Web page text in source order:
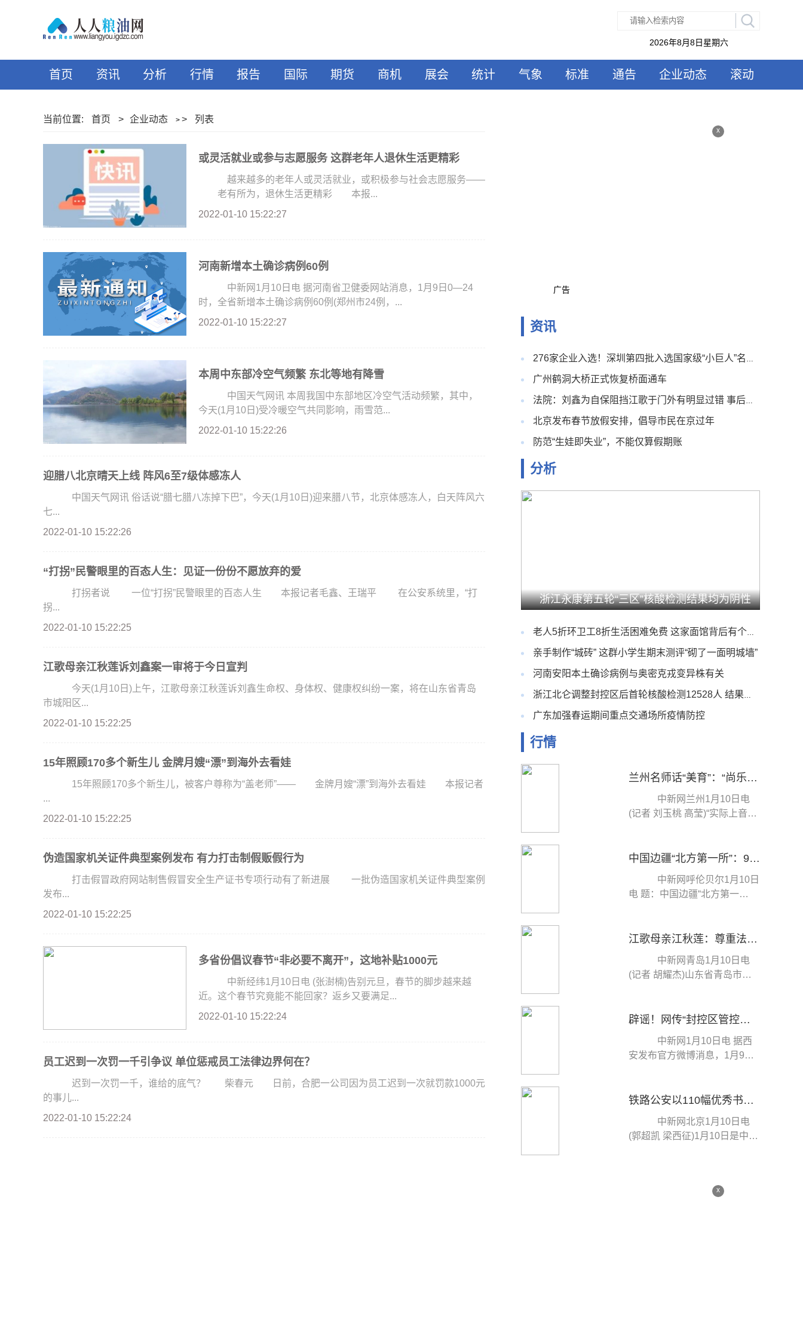
2026年8月8日星期六
首页 资讯 分析 行情 报告 国际 期货 商机 展会 统计 气象 标准 通告 企业动态 滚动
当前位置: 首页 > 企业动态 > > 列表
或灵活就业或参与志愿服务 这群老年人退休生活更精彩
越来越多的老年人或灵活就业，或积极参与社会志愿服务——
老有所为，退休生活更精彩 本报...
2022-01-10 15:22:27
河南新增本土确诊病例60例
中新网1月10日电 据河南省卫健委网站消息，1月9日0—24
时，全省新增本土确诊病例60例(郑州市24例，...
2022-01-10 15:22:27
本周中东部冷空气频繁 东北等地有降雪
中国天气网讯 本周我国中东部地区冷空气活动频繁，其中，
今天(1月10日)受冷暖空气共同影响，雨雪范...
2022-01-10 15:22:26
迎腊八北京晴天上线 阵风6至7级体感冻人
中国天气网讯 俗话说“腊七腊八冻掉下巴”，今天(1月10日)迎来腊八节，北京体感冻人，白天阵风六
七...
2022-01-10 15:22:26
“打拐”民警眼里的百态人生：见证一份份不愿放弃的爱
打拐者说 一位“打拐”民警眼里的百态人生 本报记者毛鑫、王瑞平 在公安系统里，“打
拐...
2022-01-10 15:22:25
江歌母亲江秋莲诉刘鑫案一审将于今日宣判
今天(1月10日)上午，江歌母亲江秋莲诉刘鑫生命权、身体权、健康权纠纷一案，将在山东省青岛
市城阳区...
2022-01-10 15:22:25
15年照顾170多个新生儿 金牌月嫂“漂”到海外去看娃
15年照顾170多个新生儿，被客户尊称为“盖老师”—— 金牌月嫂“漂”到海外去看娃 本报记者
...
2022-01-10 15:22:25
伪造国家机关证件典型案例发布 有力打击制假贩假行为
打击假冒政府网站制售假冒安全生产证书专项行动有了新进展 一批伪造国家机关证件典型案例
发布...
2022-01-10 15:22:25
多省份倡议春节“非必要不离开”，这地补贴1000元
中新经纬1月10日电 (张澍楠)告别元旦，春节的脚步越来越
近。这个春节究竟能不能回家？返乡又要满足...
2022-01-10 15:22:24
员工迟到一次罚一千引争议 单位惩戒员工法律边界何在？
迟到一次罚一千，谁给的底气？ 柴春元 日前，合肥一公司因为员工迟到一次就罚款1000元
的事儿...
2022-01-10 15:22:24
x
广告
资讯
276家企业入选！深圳第四批入选国家级“小巨人”名单公布
广州鹤洞大桥正式恢复桥面通车
法院：刘鑫为自保阻挡江歌于门外有明显过错 事后言论有违伦常
北京发布春节放假安排，倡导市民在京过年
防范“生娃即失业”，不能仅算假期账
分析
浙江永康第五轮“三区”核酸检测结果均为阴性
老人5折环卫工8折生活困难免费 这家面馆背后有个暖心事
亲手制作“城砖” 这群小学生期末测评“砌了一面明城墙”
河南安阳本土确诊病例与奥密克戎变异株有关
浙江北仑调整封控区后首轮核酸检测12528人 结果均为阴性
广东加强春运期间重点交通场所疫情防控
行情
兰州名师话“美育”：“尚乐立人”分层培优 以“美”润教
中新网兰州1月10日电
(记者 刘玉桃 高莹)“实际上音乐
中国边疆“北方第一所”：9名民警守护“生命禁区”
中新网呼伦贝尔1月10日
电 题：中国边疆“北方第一
江歌母亲江秋莲：尊重法院判决，法律认定在我意料之中
中新网青岛1月10日电
(记者 胡耀杰)山东省青岛市城
辟谣！网传“封控区管控区相继解封”通知并非西安
中新网1月10日电 据西
安发布官方微博消息，1月9
铁路公安以110幅优秀书画作品庆祝人民警察节
中新网北京1月10日电
(郭超凯 梁西征)1月10日是中国
x